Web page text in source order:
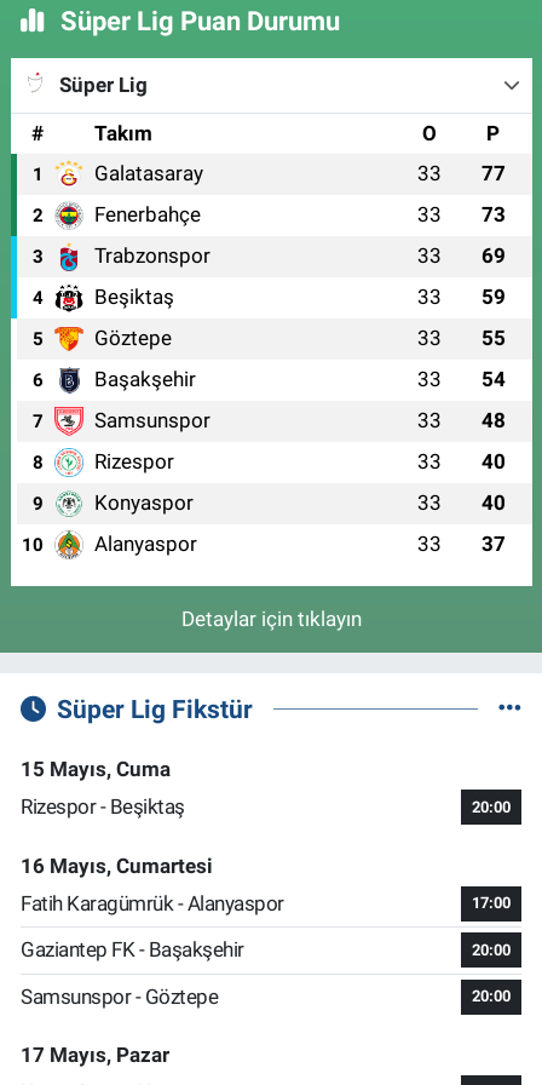
Süper Lig Puan Durumu
Süper Lig
#
Takım O P
1 Galatasaray 33 77
2 Fenerbahçe 33 73
3 Trabzonspor 33 69
4 Beşiktaş 33 59
5 Göztepe 33 55
6 Başakşehir 33 54
7 Samsunspor 33 48
8 Rizespor 33 40
9 Konyaspor 33 40
10 Alanyaspor 33 37
Detaylar için tıklayın
Süper Lig Fikstür
15 Mayıs, Cuma
Rizespor - Beşiktaş
20:00
16 Mayıs, Cumartesi
Fatih Karagümrük - Alanyaspor
17:00
Gaziantep FK - Başakşehir 20:00
Samsunspor - Göztepe 20:00
17 Mayıs, Pazar